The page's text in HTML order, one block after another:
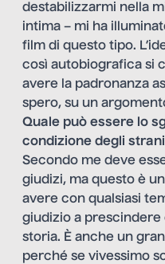
destabilizzarmi nella
intima – mi ha
film di questo tipo.
così autobiografica si
avere la padronanza
spero, su un
Quale può essere lo
condizione degli
Secondo me deve
giudizi, ma questo è
avere con qualsiasi
giudizio a
storia. È anche un
perché se vivessimo